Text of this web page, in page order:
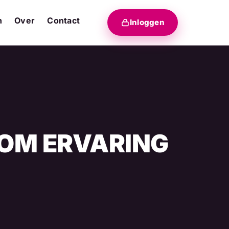
Over Contact Inloggen
ERVARING